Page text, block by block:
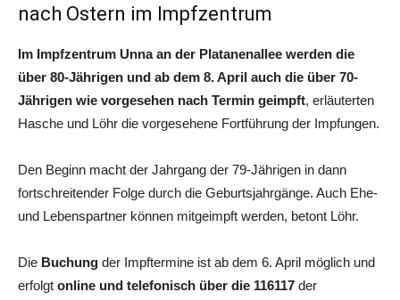
nach Ostern im Impfzentrum
Im Impfzentrum Unna an der Platanenallee werden die
über 80-Jährigen und ab dem 8. April auch die über 70-
Jährigen wie vorgesehen nach Termin geimpft, erläuterten
Hasche und Löhr die vorgesehene Fortführung der Impfungen.
Den Beginn macht der Jahrgang der 79-Jährigen in dann
fortschreitender Folge durch die Geburtsjahrgänge. Auch Ehe-
und Lebenspartner können mitgeimpft werden, betont Löhr.
Die Buchung der Impftermine ist ab dem 6. April möglich und
erfolgt online und telefonisch über die 116117 der